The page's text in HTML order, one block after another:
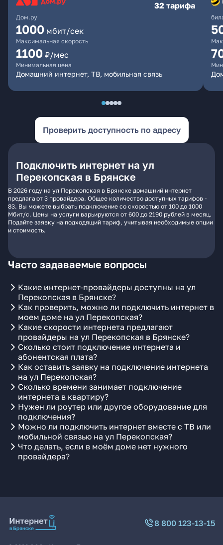
Дом.ру
32 тарифа
1000 мбит/сек
Максимальная скорость
1100 ₽/мес
Минимальная цена
Домашний интернет, ТВ, мобильная связь
Проверить доступность по адресу
Подключить интернет на ул
Перекопская в Брянске
В 2026 году на ул Перекопская в Брянске домашний интернет
предлагают 3 провайдера. Общее количество доступных тарифов -
83. Вы можете выбрать подключение со скоростью от 100 до 1000
Мбит/с. Цены на услуги варьируются от 600 до 2190 рублей в месяц.
Подайте заявку на подходящий тариф, учитывая необходимые опции
и стоимость.
Часто задаваемые вопросы
Какие интернет-провайдеры доступны на ул
Перекопская в Брянске?
Как проверить, можно ли подключить интернет в
моем доме на ул Перекопская?
Какие скорости интернета предлагают
провайдеры на ул Перекопская в Брянске?
Сколько стоит подключение интернета и
абонентская плата?
Как оставить заявку на подключение интернета
на ул Перекопская?
Сколько времени занимает подключение
интернета в квартиру?
Нужен ли роутер или другое оборудование для
подключения?
Можно ли подключить интернет вместе с ТВ или
мобильной связью на ул Перекопская?
Что делать, если в моём доме нет нужного
провайдера?
8 800 123-13-15